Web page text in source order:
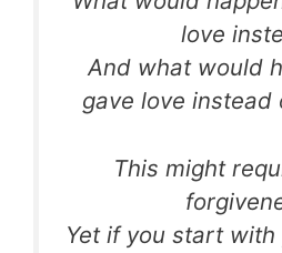
love
And what would
gave love instead
This might
Yet if you start